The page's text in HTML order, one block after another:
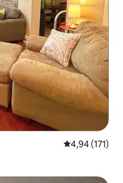
Évaluation
4,94 (171)